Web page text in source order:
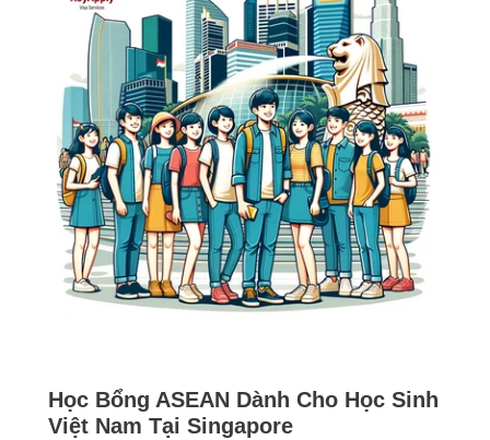
Học Bổng ASEAN Dành Cho Học Sinh
Việt Nam Tại Singapore